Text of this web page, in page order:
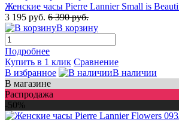
Женские часы Pierre Lannier Small is
3 195 руб. 6 390 руб.
В корзину
Подробнее
Купить в 1 клик Сравнение
В избранное
В наличии
В магазине
Распродажа
-50%